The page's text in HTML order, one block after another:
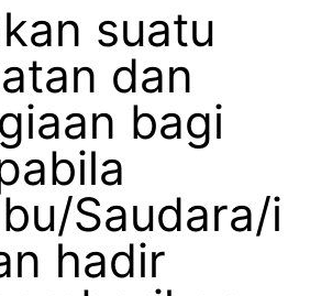
suatu
dan
bagi
Saudara/i
hadir